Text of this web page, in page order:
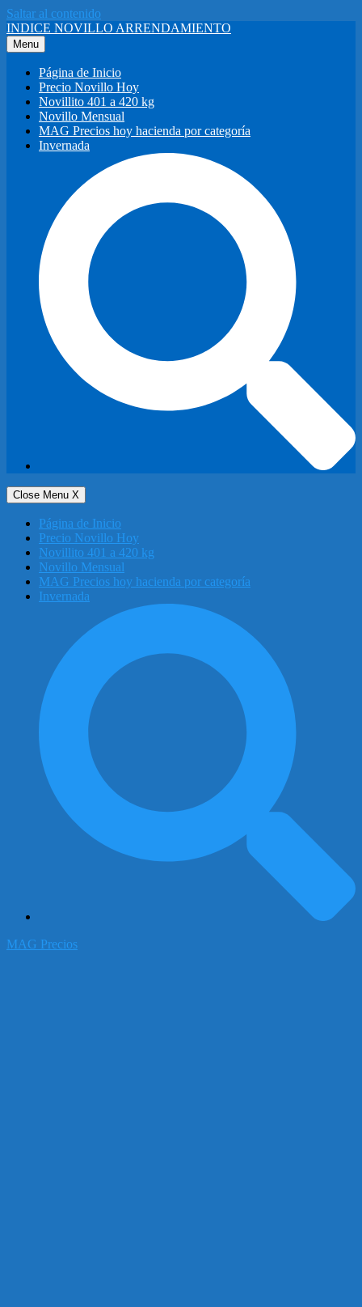
Saltar al contenido
INDICE NOVILLO ARRENDAMIENTO
Menu
Página de Inicio
Precio Novillo Hoy
Novillito 401 a 420 kg
Novillo Mensual
MAG Precios hoy hacienda por categoría
Invernada
Close Menu X
Página de Inicio
Precio Novillo Hoy
Novillito 401 a 420 kg
Novillo Mensual
MAG Precios hoy hacienda por categoría
Invernada
MAG Precios